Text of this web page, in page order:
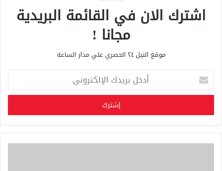
اشترك الان في القائمة البريدية
مجانا !
موقع النيل ٢٤ الحصري علي مدار الساعة
خ
ب
ر
ي